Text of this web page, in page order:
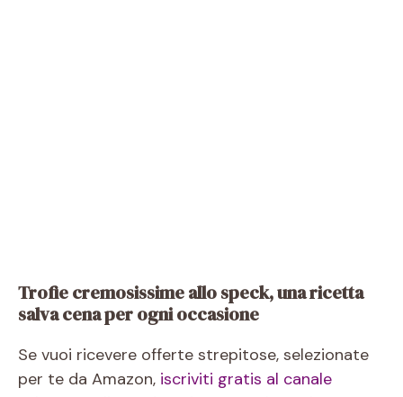
Trofie cremosissime allo speck, una ricetta
salva cena per ogni occasione
Se vuoi ricevere offerte strepitose, selezionate
per te da Amazon, iscriviti gratis al canale